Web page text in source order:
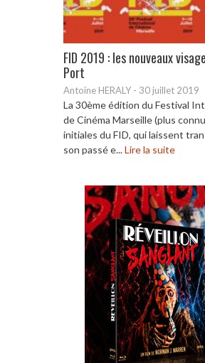
FID 2019 : les nouveaux
Port
Antoine HERALY - 30 juillet 2019
La 30ème édition du Festival
de Cinéma Marseille (plus
initiales du FID, qui laissent
son passé e...Lire la suite